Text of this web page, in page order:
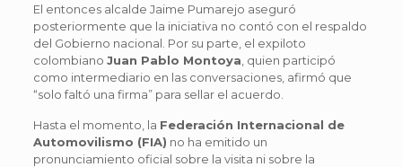
El entonces alcalde Jaime Pumarejo aseguró
posteriormente que la iniciativa no contó con el respaldo
del Gobierno nacional. Por su parte, el expiloto
colombiano Juan Pablo Montoya , quien participó
como intermediario en las conversaciones, afirmó que
“solo faltó una firma” para sellar el acuerdo.
Hasta el momento, la Federación Internacional de
Automovilismo (FIA) no ha emitido un
pronunciamiento oficial sobre la visita ni sobre la